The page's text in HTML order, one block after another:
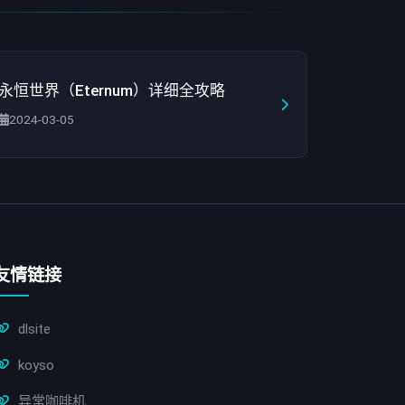
恒世界（Eternum）详细全攻略
2024-03-05
情链接
dlsite
koyso
异常咖啡机